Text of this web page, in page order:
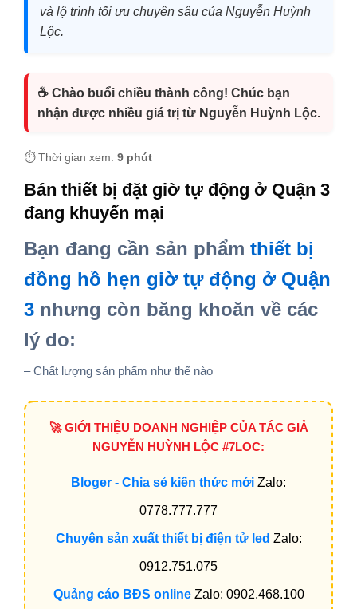
và lộ trình tối ưu chuyên sâu của Nguyễn Huỳnh
Lộc.
☕ Chào buổi chiều thành công! Chúc bạn
nhận được nhiều giá trị từ Nguyễn Huỳnh Lộc.
⏱️ Thời gian xem: 9 phút
Bán thiết bị đặt giờ tự động ở Quận 3
đang khuyến mại
Bạn đang cần sản phẩm thiết bị
đồng hồ hẹn giờ tự động ở Quận
3 nhưng còn băng khoăn về các
lý do:
– Chất lượng sản phẩm như thế nào
🚀 GIỚI THIỆU DOANH NGHIỆP CỦA TÁC GIẢ
NGUYỄN HUỲNH LỘC #7LOC:
Bloger - Chia sẻ kiến thức mới Zalo:
0778.777.777
Chuyên sản xuất thiết bị điện tử led Zalo:
0912.751.075
Quảng cáo BĐS onlineZalo: 0902.468.100